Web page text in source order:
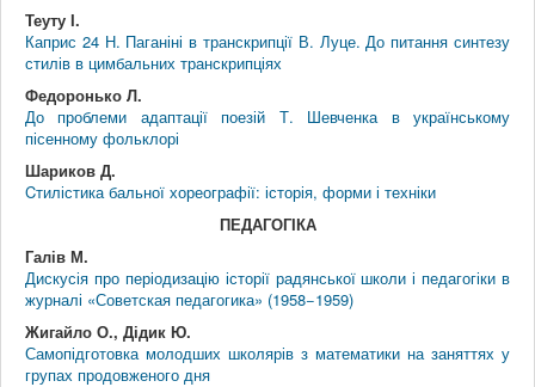
Теуту І.
Каприс 24 Н. Паганіні в транскрипції В. Луце. До питання синтезу
стилів в цимбальних транскрипціях
Федоронько Л.
До проблеми адаптації поезій Т. Шевченка в українському
пісенному фольклорі
Шариков Д.
Cтилістика бальної хореографії: історія, форми і техніки
ПЕДАГОГІКА
Галів М.
Дискусія про періодизацію історії радянської школи і педагогіки в
журналі «Советская педагогика» (1958−1959)
Жигайло О., Дідик Ю.
Самопідготовка молодших школярів з математики на заняттях у
групах продовженого дня